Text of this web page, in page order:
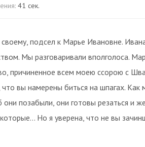
41 сек.
подсел к Марье Ивановне.
Мы разговаривали вполголоса.
причиненное всем моею ссорою с
вы намерены биться на шпагах.
позабыли, они готовы резаться и
Но я уверена, что не вы